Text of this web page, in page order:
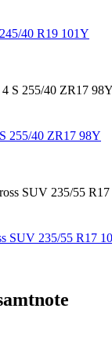
40 R19 101Y
255/40 ZR17 98Y
SUV 235/55 R17